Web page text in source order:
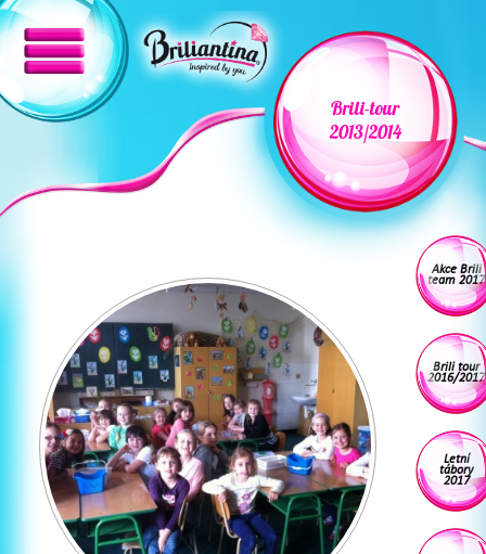
Brili-tour
2013/2014
Akce Brili
team 2017
Brili tour
2016/2017
Letní
tábory
2017